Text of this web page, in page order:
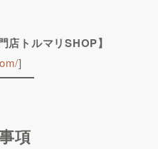
店トルマリSHOP】
]
項